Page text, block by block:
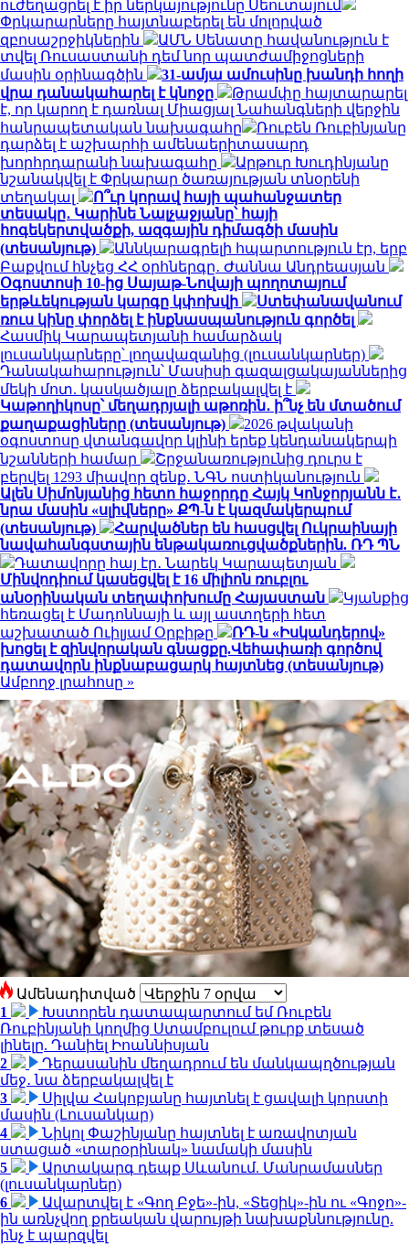
ուժեղացրել է իր ներկայությունը Սեուտայում
Փրկարարները հայտնաբերել են մոլորված
զբոսաշրջիկներին
ԱՄՆ Սենատը հավանություն է
տվել Ռուսաստանի դեմ նոր պատժամիջոցների
մասին օրինագծին
31-ամյա ամուսինը խանդի հողի
վրա դանակահարել է կնոջը
Թրամփը հայտարարել
է, որ կարող է դառնալ Միացյալ Նահանգների վերջին
հանրապետական ​​նախագահը
Ռուբեն Ռուբինյանը
դարձել է աշխարհի ամենաերիտասարդ
խորհրդարանի նախագահը
Արթուր Խուդինյանը
նշանակվել է Փրկարար ծառայության տնօրենի
տեղակալ
Ո՞ւր կորավ հայի պահանջատեր
տեսակը․ Կարինե Նալչաջյանը՝ հայի
հոգեկերտվածքի, ազգային դիմագծի մասին
(տեսանյութ)
Աննկարագրելի հպարտություն էր, երբ
Բաքվում հնչեց ՀՀ օրհներգը․ Ժաննա Անդրեասյան
Օգոստոսի 10-ից Սայաթ-Նովայի պողոտայում
երթևեկության կարգը կփոխվի
Ստեփանավանում
ռուս կինը փորձել է ինքնասպանություն գործել
Հասմիկ Կարապետյանի համարձակ
լուսանկարները՝ լողավազանից (լուսանկարներ)
Դանակահարություն՝ Մասիսի գազալցակայաններից
մեկի մոտ. կասկածյալը ձերբակալվել է
Կաթողիկոսը՝ մեղադրյալի աթոռին․ ի՞նչ են մտածում
քաղաքացիները (տեսանյութ)
2026 թվականի
օգոստոսը վտանգավոր կլինի երեք կենդանակերպի
նշանների համար
Շրջանառությունից դուրս է
բերվել 1293 միավոր զենք․ ՆԳՆ ոստիկանություն
Ալեն Սիմոնյանից հետո հաջորդը Հայկ Կոնջորյանն է․
նրա մասին «սլիվները» ՔՊ-ն է կազմակերպում
(տեսանյութ)
Հարվածներ են հասցվել Ուկրաինայի
նավահանգստային ենթակառուցվածքներին. ՌԴ ՊՆ
Դատավորը հայ էր․ Նարեկ Կարապետյան
Մինվոդիում կասեցվել է 16 միլիոն ռուբլու
անօրինական տեղափոխումը Հայաստան
Կյանքից
հեռացել է Մադոննայի և այլ աստղերի հետ
աշխատած Ուիլյամ Օրբիթը
ՌԴ-ն «Իսկանդերով»
խոցել է զինվորական գնացքը.Վեհափառի գործով
դատավորն ինքնաբացարկ հայտնեց (տեսանյութ)
Ամբողջ լրահոսը »
Ամենադիտված
1
Խստորեն դատապարտում եմ Ռուբեն
Ռուբինյանի կողմից Ստամբուլում թուրք տեսած
լինելը. Դանիել Իոաննիսյան
2
Դերասանին մեղադրում են մանկապղծության
մեջ․ նա ձերբակալվել է
3
Սիլվա Հակոբյանը հայտնել է ցավալի կորստի
մասին (Լուսանկար)
4
Նիկոլ Փաշինյանը հայտնել է առավոտյան
ստացած «տարօրինակ» նամակի մասին
5
Արտակարգ դեպք Սևանում. Մանրամասներ
(լուսանկարներ)
6
Ավարտվել է «Գող Բջե»-ին, «Տեցիկ»-ին ու «Գոջո»-
ին առնչվող քրեական վարույթի նախաքննությունը.
ինչ է պարզվել